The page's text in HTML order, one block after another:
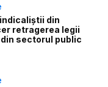
din
retragerea legii
sectorul public